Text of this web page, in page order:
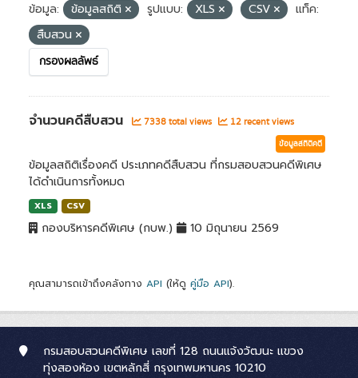
ข้อมูล:
ข้อมูลสถิติ รูปแบบ: XLS CSV
แท็ค:
สืบสวน
กรองผลลัพธ์
จำนวนคดีสืบสวน 7338 total views 12 recent views
ข้อมูลสถิติคดี
ข้อมูลสถิติเรื่องคดี ประเภทคดีสืบสวน ที่กรมสอบสวนคดีพิเศษ
ได้ดำเนินการทั้งหมด
XLS CSV
กองบริหารคดีพิเศษ (กบพ.) 10 มิถุนายน 2569
คุณสามารถเข้าถึงคลังทาง API (ให้ดู คู่มือ API).
กรมสอบสวนคดีพิเศษ เลขที่ 128 ถนนแจ้งวัฒนะ แขวง
ทุ่งสองห้อง เขตหลักสี่ กรุงเทพมหานคร 10210